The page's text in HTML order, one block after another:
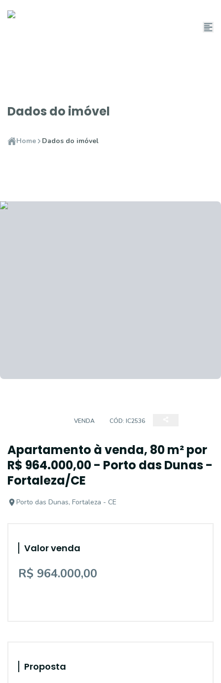
Dados do imóvel
Home Dados do imóvel
VENDA CÓD: IC2536
Apartamento à venda, 80 m² por
R$ 964.000,00 - Porto das Dunas -
Fortaleza/CE
Porto das Dunas, Fortaleza - CE
Valor venda
R$ 964.000,00
Proposta